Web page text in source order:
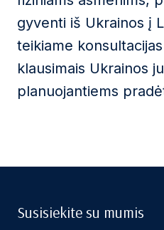
gyventi iš Ukrainos į
teikiame
klausimais Ukrainos
planuojantiems
Susisiekite su mumis